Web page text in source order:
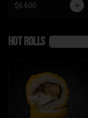
,ciboulette)
$6.600
Hot rolls